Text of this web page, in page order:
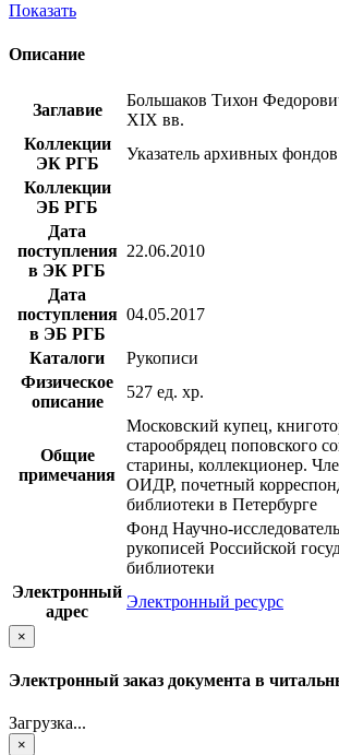
Показать
Описание
Заглавие
Большаков Тихон
XIX вв.
Коллекции
ЭК РГБ
Указатель архивных
Коллекции
ЭБ РГБ
Дата
поступления
в ЭК РГБ
22.06.2010
Дата
поступления
в ЭБ РГБ
04.05.2017
Каталоги
Рукописи
Физическое
описание
527 ед. хр.
Общие
примечания
Московский купец,
старообрядец поповского
старины, коллекционер.
ОИДР, почетный
библиотеки в Петербурге
Фонд Научно-
рукописей Российской
библиотеки
Электронный
адрес
Электронный ресурс
×
Электронный заказ документа в
Загрузка...
×